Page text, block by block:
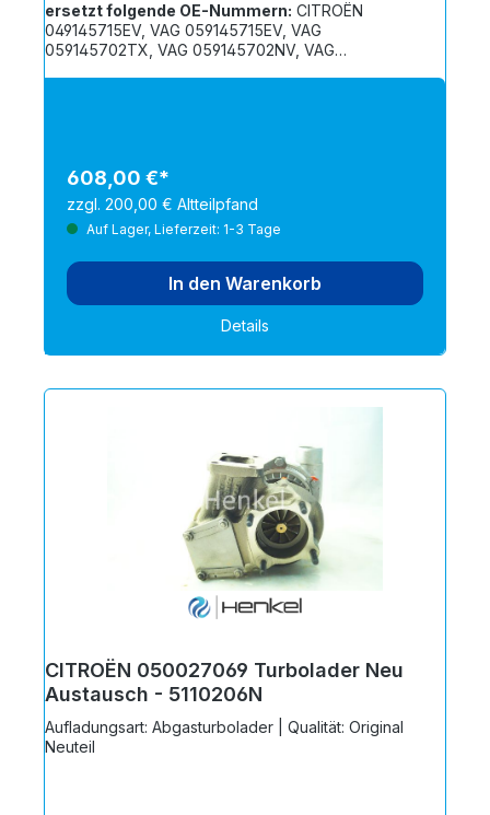
ersetzt folgende OE-Nummern:
049145715EV, VAG 059145715EV, VAG
059145702TX, VAG 059145702NV, VAG
608,00 €*
zzgl. 200,00 € Altteilpfand
Auf Lager, Lieferzeit: 1-3 Tage
In den Warenkorb
Details
CITROËN 050027069 Turbolader Neu
Austausch - 5110206N
Aufladungsart: Abgasturbolader | Qualität: Original
Neuteil